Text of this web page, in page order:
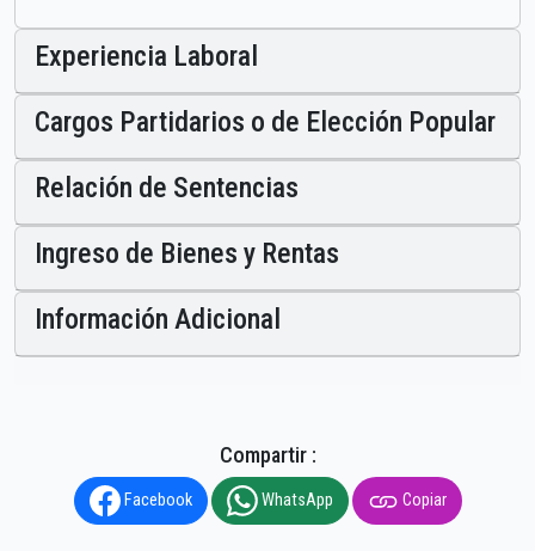
Experiencia Laboral
Cargos Partidarios o de Elección Popular
Relación de Sentencias
Ingreso de Bienes y Rentas
Información Adicional
Compartir :
Facebook WhatsApp Copiar